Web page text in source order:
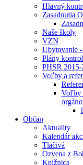
Hlavný
Zasadnutia
Naše školy
VZN
Ubytovanie
Plány
PHSR 2015-
Voľby a
Voľby
Občan
Aktuality
Kalendár
Tlačivá
Ozvena z
Knižnica